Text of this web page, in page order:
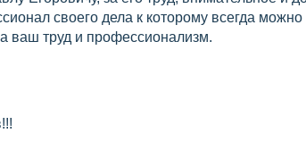
своего дела к которому всегда можно
ваш труд и профессионализм.